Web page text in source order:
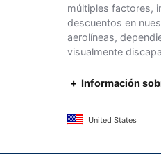
múltiples factores,
descuentos en
aerolíneas,
visualmente
Información
United States